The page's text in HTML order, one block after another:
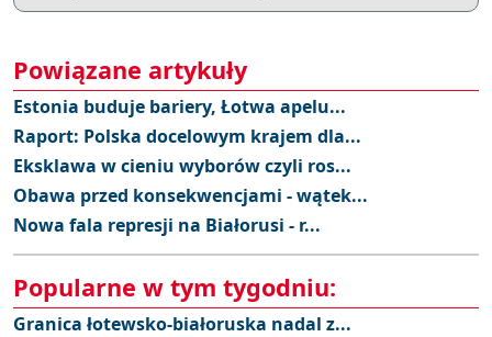
Powiązane artykuły
Estonia buduje bariery, Łotwa apelu...
Raport: Polska docelowym krajem dla...
Eksklawa w cieniu wyborów czyli ros...
Obawa przed konsekwencjami - wątek...
Nowa fala represji na Białorusi - r...
Popularne w tym tygodniu:
Granica łotewsko-białoruska nadal z...